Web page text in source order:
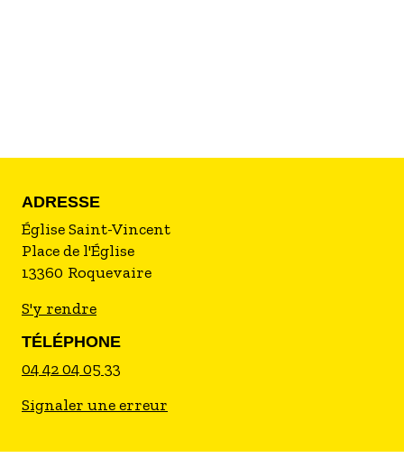
ADRESSE
Église Saint-Vincent
Place de l'Église
13360 Roquevaire
S'y rendre
TÉLÉPHONE
04 42 04 05 33
Signaler une erreur